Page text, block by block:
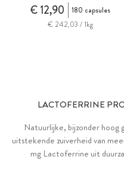
€ 12,90
180 capsules
€ 242,03 / 1kg
LACTOFERRINE
Natuurlijke, bijzonder
uitstekende zuiverheid van
mg Lactoferrine uit